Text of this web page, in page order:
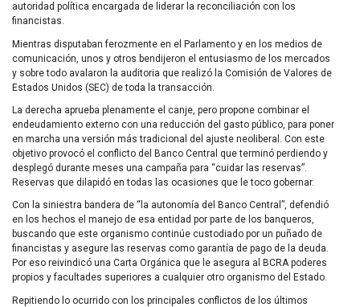
autoridad política encargada de liderar la reconciliación con los
financistas.
Mientras disputaban ferozmente en el Parlamento y en los medios de
comunicación, unos y otros bendijeron el entusiasmo de los mercados
y sobre todo avalaron la auditoria que realizó la Comisión de Valores de
Estados Unidos (SEC) de toda la transacción.
La derecha aprueba plenamente el canje, pero propone combinar el
endeudamiento externo con una reducción del gasto público, para poner
en marcha una versión más tradicional del ajuste neoliberal. Con este
objetivo provocó el conflicto del Banco Central que terminó perdiendo y
desplegó durante meses una campaña para “cuidar las reservas”.
Reservas que dilapidó en todas las ocasiones que le toco gobernar.
Con la siniestra bandera de “la autonomía del Banco Central”, defendió
en los hechos el manejo de esa entidad por parte de los banqueros,
buscando que este organismo continúe custodiado por un puñado de
financistas y asegure las reservas como garantía de pago de la deuda.
Por eso reivindicó una Carta Orgánica que le asegura al
BCRApoderes
propios y facultades superiores a cualquier otro organismo del Estado.
Repitiendo lo ocurrido con los principales conflictos de los últimos